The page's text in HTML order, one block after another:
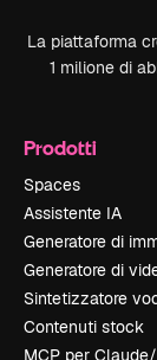
La piattaforma
1 milione di
Prodotti
Spaces
Assistente IA
Generatore di
Generatore di
Sintetizzatore
Contenuti stock
MCP per